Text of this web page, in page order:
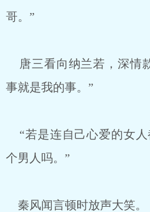
哥。”
唐三看向纳兰若，深情
事就是我的事。”
“若是连自己心爱的女人
个男人吗。”
秦风闻言顿时放声大笑。